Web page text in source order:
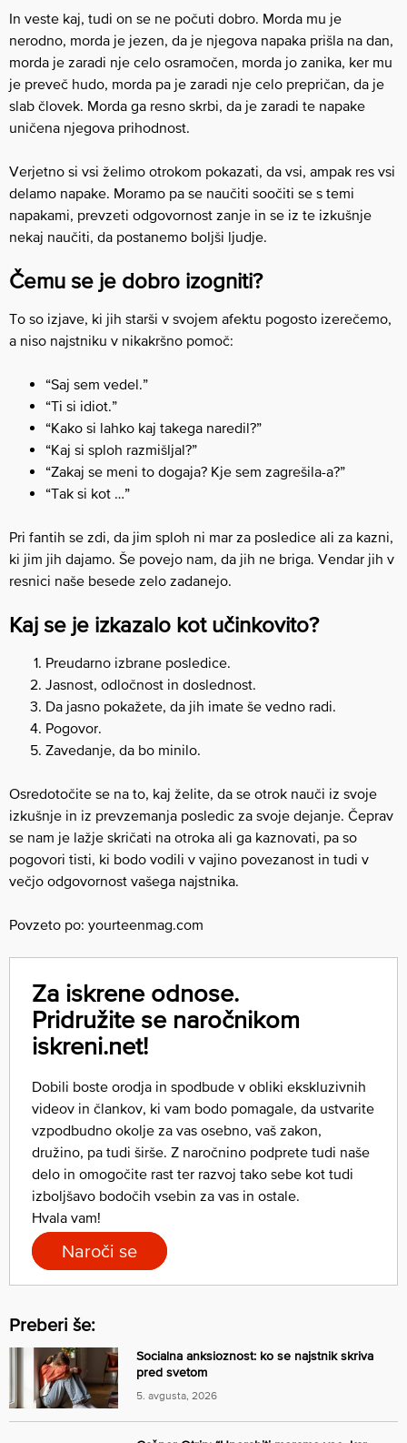
In veste kaj, tudi on se ne počuti dobro. Morda mu je
nerodno, morda je jezen, da je njegova napaka prišla na dan,
morda je zaradi nje celo osramočen, morda jo zanika, ker mu
je preveč hudo, morda pa je zaradi nje celo prepričan, da je
slab človek. Morda ga resno skrbi, da je zaradi te napake
uničena njegova prihodnost.
Verjetno si vsi želimo otrokom pokazati, da vsi, ampak res vsi
delamo napake. Moramo pa se naučiti soočiti se s temi
napakami, prevzeti odgovornost zanje in se iz te izkušnje
nekaj naučiti, da postanemo boljši ljudje.
Čemu se je dobro izogniti?
To so izjave, ki jih starši v svojem afektu pogosto izerečemo,
a niso najstniku v nikakršno pomoč:
“Saj sem vedel.”
“Ti si idiot.”
“Kako si lahko kaj takega naredil?”
“Kaj si sploh razmišljal?”
“Zakaj se meni to dogaja? Kje sem zagrešila-a?”
“Tak si kot …”
Pri fantih se zdi, da jim sploh ni mar za posledice ali za kazni,
ki jim jih dajamo. Še povejo nam, da jih ne briga. Vendar jih v
resnici naše besede zelo zadanejo.
Kaj se je izkazalo kot učinkovito?
Preudarno izbrane posledice.
Jasnost, odločnost in doslednost.
Da jasno pokažete, da jih imate še vedno radi.
Pogovor.
Zavedanje, da bo minilo.
Osredotočite se na to, kaj želite, da se otrok nauči iz svoje
izkušnje in iz prevzemanja posledic za svoje dejanje. Čeprav
se nam je lažje skričati na otroka ali ga kaznovati, pa so
pogovori tisti, ki bodo vodili v vajino povezanost in tudi v
večjo odgovornost vašega najstnika.
Povzeto po: yourteenmag.com
Za iskrene odnose.
Pridružite se naročnikom
iskreni.net!
Dobili boste orodja in spodbude v obliki ekskluzivnih
videov in člankov, ki vam bodo pomagale, da ustvarite
vzpodbudno okolje za vas osebno, vaš zakon,
družino, pa tudi širše. Z naročnino podprete tudi naše
delo in omogočite rast ter razvoj tako sebe kot tudi
izboljšavo bodočih vsebin za vas in ostale.
Hvala vam!
Naroči se
Preberi še:
Socialna anksioznost: ko se najstnik skriva
pred svetom
5. avgusta, 2026